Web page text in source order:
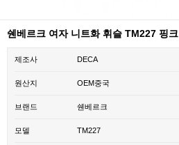
쉔베르크 여자 니트화 휘슬 TM227 핑크
제조사 DECA
원산지 OEM중국
브랜드 쉔베르크
모델 TM227